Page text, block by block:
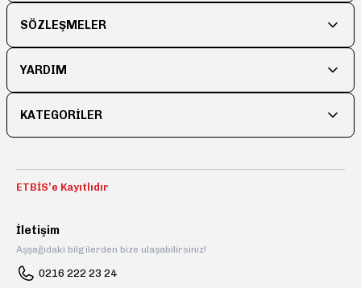
SÖZLEŞMELER
YARDIM
KATEGORİLER
ETBİS’e Kayıtlıdır
İletişim
Aşşağıdaki bilgilerden bize ulaşabilirsiniz!
0216 222 23 24